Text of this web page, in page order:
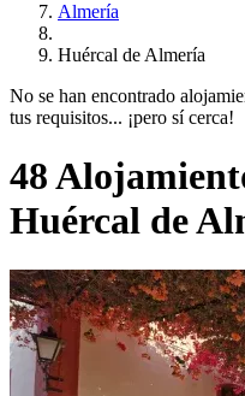
Almería
Huércal de Almería
No se han encontrado
tus requisitos... ¡pero sí cerca!
48
Huércal de